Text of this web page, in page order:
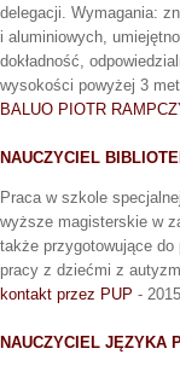
delegacji. Wymagania:
i aluminiowych,
dokładność,
wysokości powyżej 3
BALUO PIOTR
NAUCZYCIEL
Praca w szkole
wyższe magisterskie w
także przygotowujące
pracy z dziećmi z
kontakt przez PUP -
NAUCZYCIEL JĘZYKA